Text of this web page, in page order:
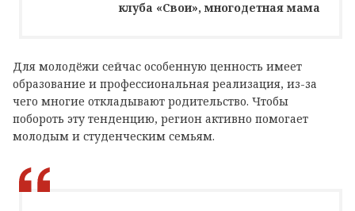
клуба «Свои», многодетная мама
Для молодёжи сейчас особенную ценность имеет
образование и профессиональная реализация, из-за
чего многие откладывают родительство. Чтобы
побороть эту тенденцию, регион активно помогает
молодым и студенческим семьям.